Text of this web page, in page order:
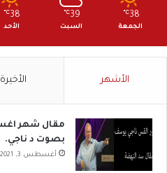
38
℃
الجمعة
39
℃
السبت
38
℃
الأحد
الأشهر الأخيرة
بصوت د ناجي.
أغسطس 3, 2021